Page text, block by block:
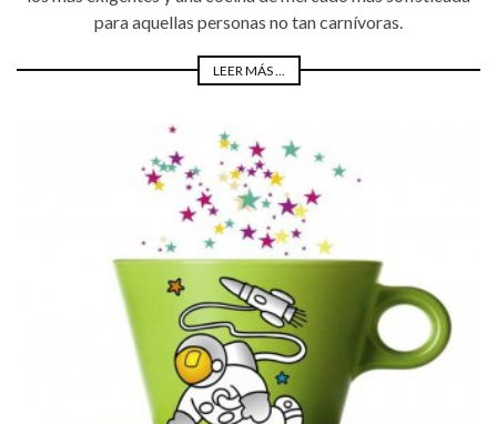
para aquellas personas no tan carnívoras.
LEER MÁS ...